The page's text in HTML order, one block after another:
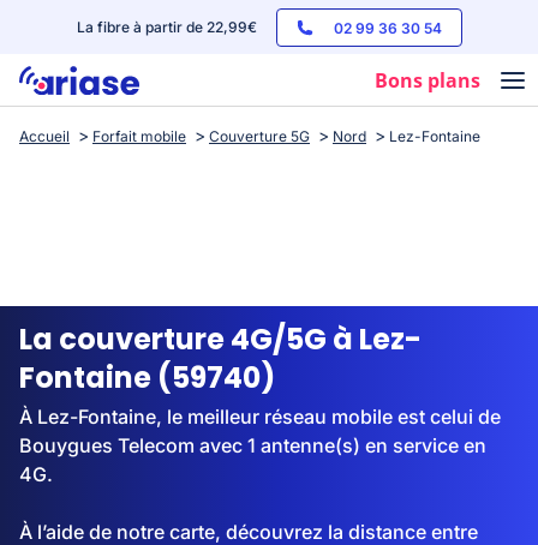
La fibre à partir de 22,99€ 02 99 36 30 54
Bons plans
Box internet
Streaming
Accueil Forfait mobile Couverture 5G Nord Lez-Fontaine
La couverture 4G/5G à Lez-
Fontaine (59740)
À Lez-Fontaine, le meilleur réseau mobile est celui de
Bouygues Telecom avec 1 antenne(s) en service en
4G.
À l’aide de notre carte, découvrez la distance entre